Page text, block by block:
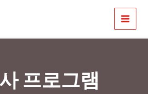
Main
Menu
프로그램